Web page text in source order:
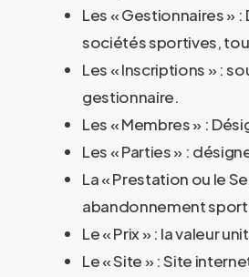
Les « Gestionnaires »
sociétés sportives,
Les « Inscriptions » :
gestionnaire.
Les « Membres » :
Les « Parties » :
La « Prestation ou le
abandonnement
Le « Prix » : la valeur
Le « Site » : Site